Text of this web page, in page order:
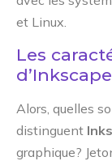
et Linux.
Les
d’Inkscape
Alors, quelles
distinguent
graphique?